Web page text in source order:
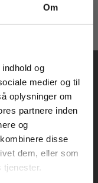
Om
og
medier og til
oplysninger om
partnere inden
og
disse
dem, eller som
tjenester.
mm.
og
Du
priser ekskl.